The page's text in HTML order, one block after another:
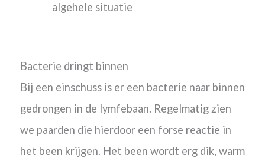
algehele situatie
Bacterie dringt binnen
Bij een einschuss is er een bacterie naar binnen
gedrongen in de lymfebaan. Regelmatig zien
we paarden die hierdoor een forse reactie in
het been krijgen. Het been wordt erg dik, warm